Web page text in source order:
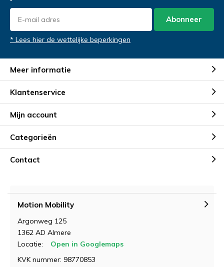
Abonneer
* Lees hier de wettelijke beperkingen
Meer informatie
Klantenservice
Mijn account
Categorieën
Contact
Motion Mobility
Argonweg 125
1362 AD Almere
Locatie:
Open in Googlemaps
KVK nummer: 98770853